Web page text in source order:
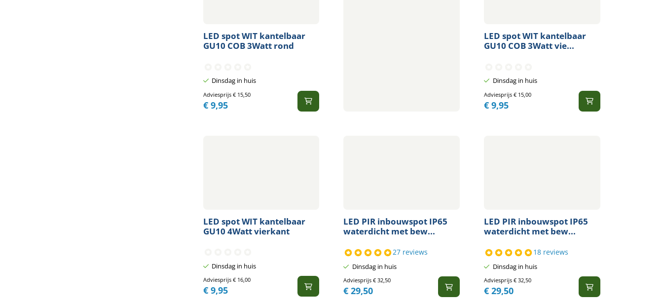
LED spot WIT kantelbaar
GU10 COB 3Watt rond
Dinsdag in huis
Adviesprijs €15,50
€9,95
LED spot WIT kantelbaar
GU10 COB 3Watt vie...
Dinsdag in huis
Adviesprijs€ 15,00
€ 9,95
LED spot WIT kantelbaar
GU10 4Watt vierkant
Dinsdag in huis
Adviesprijs €16,00
€9,95
LED PIR inbouwspot IP65
waterdicht met bew...
27 reviews
Dinsdag in huis
Adviesprijs€ 32,50
€ 29,50
LED PIR inbouwspot IP65
waterdicht met bew...
18 reviews
Dinsdag in huis
Adviesprijs€ 32,50
€ 29,50